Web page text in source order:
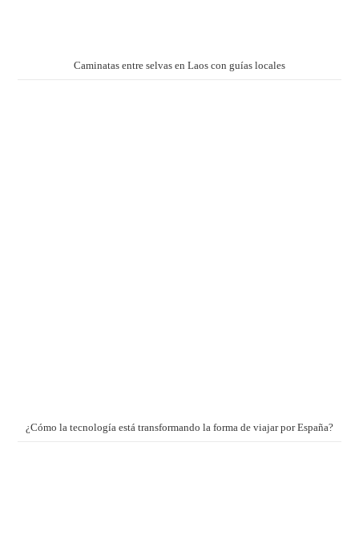
Caminatas entre selvas en Laos con guías locales
¿Cómo la tecnología está transformando la forma de viajar por España?